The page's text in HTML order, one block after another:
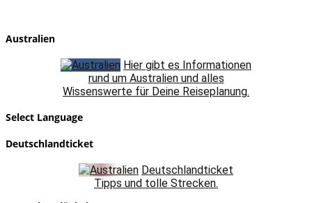
Australien
Hier gibt es Informationen
rund um Australien und alles
Wissenswerte für Deine Reiseplanung.
Select Language
Deutschlandticket
Deutschlandticket
Tipps und tolle Strecken.